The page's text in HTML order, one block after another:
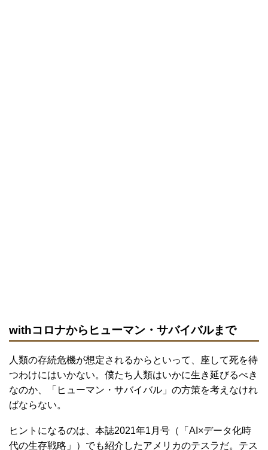
withコロナからヒューマン・サバイバルまで
人類の存続危機が想定されるからといって、座して死を待
つわけにはいかない。僕たち人類はいかに生き延びるべき
なのか、「ヒューマン・サバイバル」の方策を考えなけれ
ばならない。
ヒントになるのは、本誌2021年1月号（「AI×データ化時
代の生存戦略」）でも紹介したアメリカのテスラだ。テス